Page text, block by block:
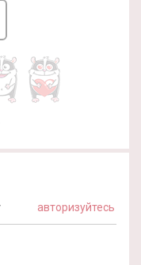
авторизуйтесь